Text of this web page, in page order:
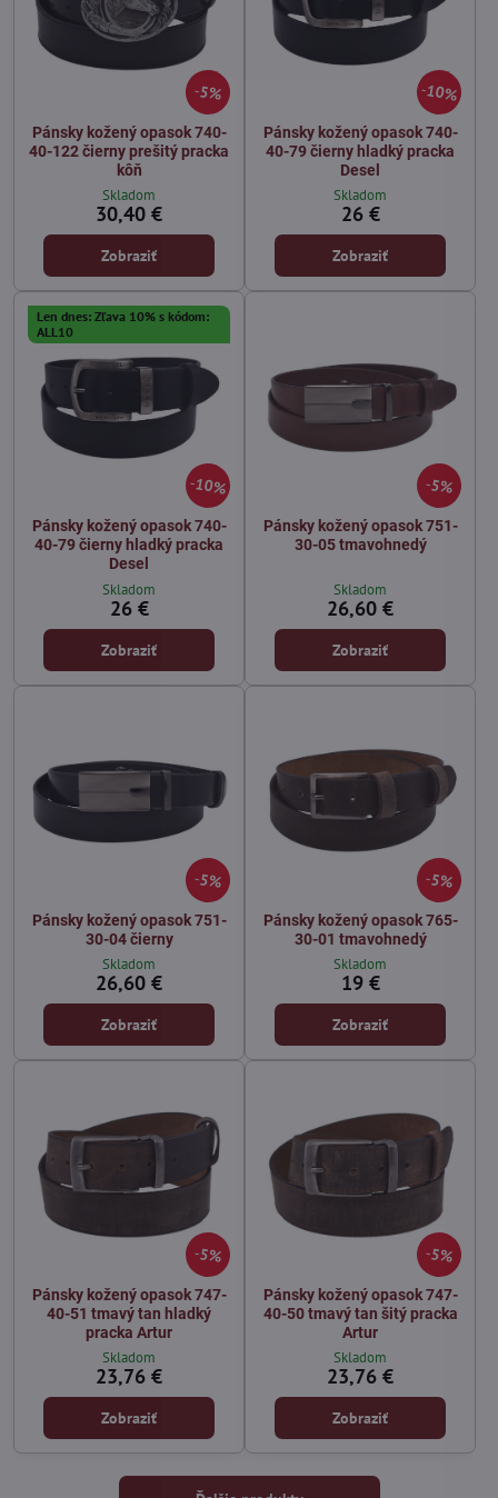
5%
Pánsky kožený opasok 740-
40-122 čierny prešitý pracka
kôň
Skladom
30,40 €
Zobraziť
10%
Pánsky kožený opasok 740-
40-79 čierny hladký pracka
Desel
Skladom
26 €
Zobraziť
10%
Len dnes: Zľava 10% s kódom:
ALL10
Pánsky kožený opasok 740-
40-79 čierny hladký pracka
Desel
Skladom
26 €
Zobraziť
5%
Pánsky kožený opasok 751-
30-05 tmavohnedý
Skladom
26,60 €
Zobraziť
5%
Pánsky kožený opasok 751-
30-04 čierny
Skladom
26,60 €
Zobraziť
5%
Pánsky kožený opasok 765-
30-01 tmavohnedý
Skladom
19 €
Zobraziť
5%
Pánsky kožený opasok 747-
40-51 tmavý tan hladký
pracka Artur
Skladom
23,76 €
Zobraziť
5%
Pánsky kožený opasok 747-
40-50 tmavý tan šitý pracka
Artur
Skladom
23,76 €
Zobraziť